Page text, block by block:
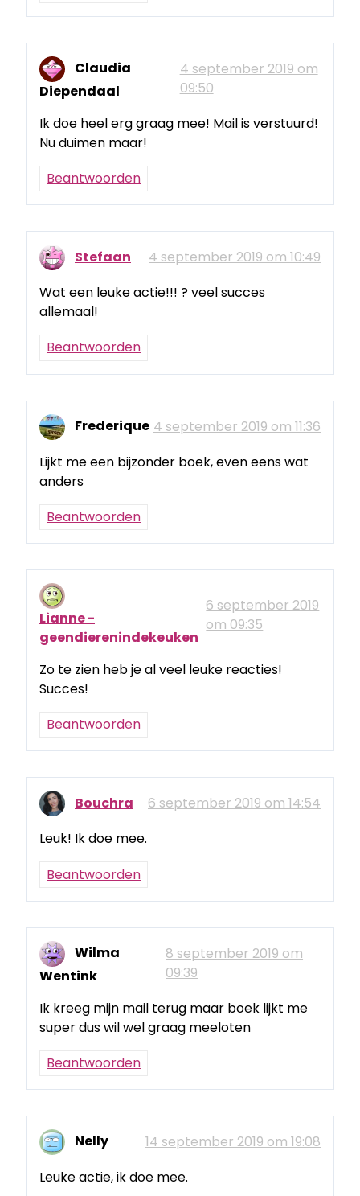
Claudia
Diependaal
4 september 2019 om
09:50
Ik doe heel erg graag mee! Mail is verstuurd!
Nu duimen maar!
Beantwoorden
Stefaan
4 september 2019 om 10:49
Wat een leuke actie!!! ? veel succes
allemaal!
Beantwoorden
Frederique 4 september 2019 om 11:36
Lijkt me een bijzonder boek, even eens wat
anders
Beantwoorden
Lianne -
geendierenindekeuken
6 september 2019
om 09:35
Zo te zien heb je al veel leuke reacties!
Succes!
Beantwoorden
Bouchra
6 september 2019 om 14:54
Leuk! Ik doe mee.
Beantwoorden
Wilma
Wentink
8 september 2019 om
09:39
Ik kreeg mijn mail terug maar boek lijkt me
super dus wil wel graag meeloten
Beantwoorden
Nelly
14 september 2019 om 19:08
Leuke actie, ik doe mee.